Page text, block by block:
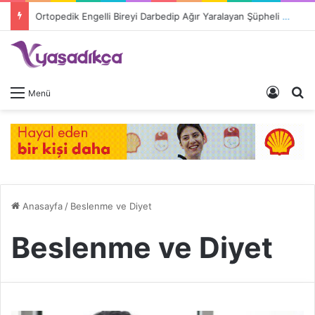
Ortopedik Engelli Bireyi Darbedip Ağır Yaralayan Şüpheli Tutuklandı
Menü Giriş
Anasayfa/ Beslenme ve Diyet
Beslenme ve Diyet